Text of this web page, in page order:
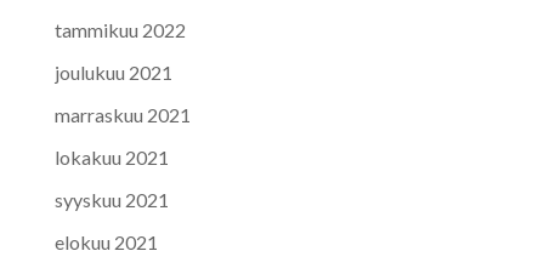
tammikuu 2022
joulukuu 2021
marraskuu 2021
lokakuu 2021
syyskuu 2021
elokuu 2021